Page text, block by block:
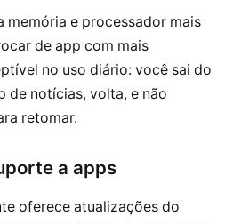
memória e processador mais
de app com mais
no uso diário: você sai do
de notícias, volta, e não
retomar.
a apps
oferece atualizações do